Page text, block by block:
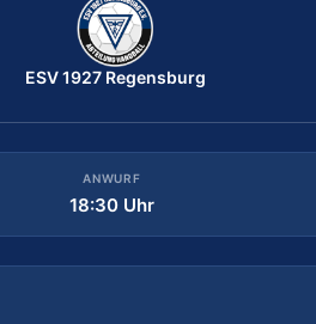
ESV 1927 Regensburg
ANWURF
18:30 Uhr
ESV 1927 Regensburg
DATUM
Samstag, 05.09.2026